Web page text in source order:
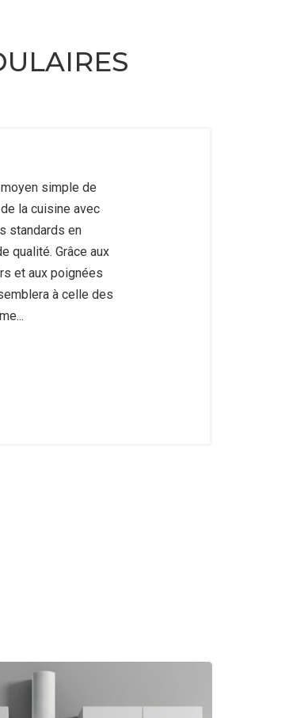
simple de
la cuisine avec
standards en
qualité. Grâce aux
et aux poignées
à celle des